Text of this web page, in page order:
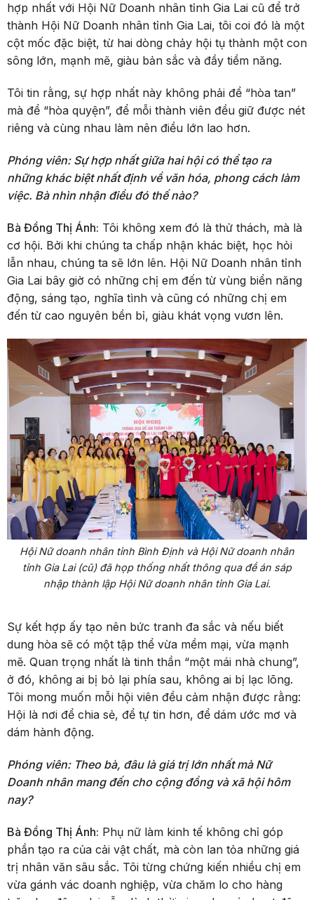
hợp nhất với Hội Nữ Doanh nhân tỉnh Gia Lai cũ để trở
thành Hội Nữ Doanh nhân tỉnh Gia Lai, tôi coi đó là một
cột mốc đặc biệt, từ hai dòng chảy hội tụ thành một con
sông lớn, mạnh mẽ, giàu bản sắc và đầy tiềm năng.
Tôi tin rằng, sự hợp nhất này không phải để “hòa tan”
mà để “hòa quyện”, để mỗi thành viên đều giữ được nét
riêng và cùng nhau làm nên điều lớn lao hơn.
Phóng viên: Sự hợp nhất giữa hai hội có thể tạo ra
những khác biệt nhất định về văn hóa, phong cách làm
việc. Bà nhìn nhận điều đó thế nào?
Bà Đồng Thị Ánh: Tôi không xem đó là thử thách, mà là
cơ hội. Bởi khi chúng ta chấp nhận khác biệt, học hỏi
lẫn nhau, chúng ta sẽ lớn lên. Hội Nữ Doanh nhân tỉnh
Gia Lai bây giờ có những chị em đến từ vùng biển năng
động, sáng tạo, nghĩa tình và cũng có những chị em
đến từ cao nguyên bền bỉ, giàu khát vọng vươn lên.
Hội Nữ doanh nhân tỉnh Bình Định và Hội Nữ doanh nhân
tỉnh Gia Lai (cũ) đã họp thống nhất thông qua đề án sáp
nhập thành lập Hội Nữ doanh nhân tỉnh Gia Lai.
Sự kết hợp ấy tạo nên bức tranh đa sắc và nếu biết
dung hòa sẽ có một tập thể vừa mềm mại, vừa mạnh
mẽ. Quan trọng nhất là tinh thần “một mái nhà chung”,
ở đó, không ai bị bỏ lại phía sau, không ai bị lạc lõng.
Tôi mong muốn mỗi hội viên đều cảm nhận được rằng:
Hội là nơi để chia sẻ, để tự tin hơn, để dám ước mơ và
dám hành động.
Phóng viên: Theo bà, đâu là giá trị lớn nhất mà Nữ
Doanh nhân mang đến cho cộng đồng và xã hội hôm
nay?
Bà Đồng Thị Ánh: Phụ nữ làm kinh tế không chỉ góp
phần tạo ra của cải vật chất, mà còn lan tỏa những giá
trị nhân văn sâu sắc. Tôi từng chứng kiến nhiều chị em
vừa gánh vác doanh nghiệp, vừa chăm lo cho hàng